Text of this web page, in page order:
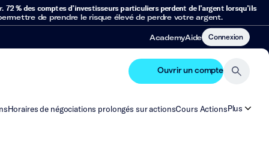
72 % des comptes d’investisseurs particuliers perdent de l’argent lorsqu’ils
de prendre le risque élevé de perdre votre argent.
AcademyAide Connexion
Ouvrir un compte
Horaires de négociations prolongés sur actionsCours ActionsPlus